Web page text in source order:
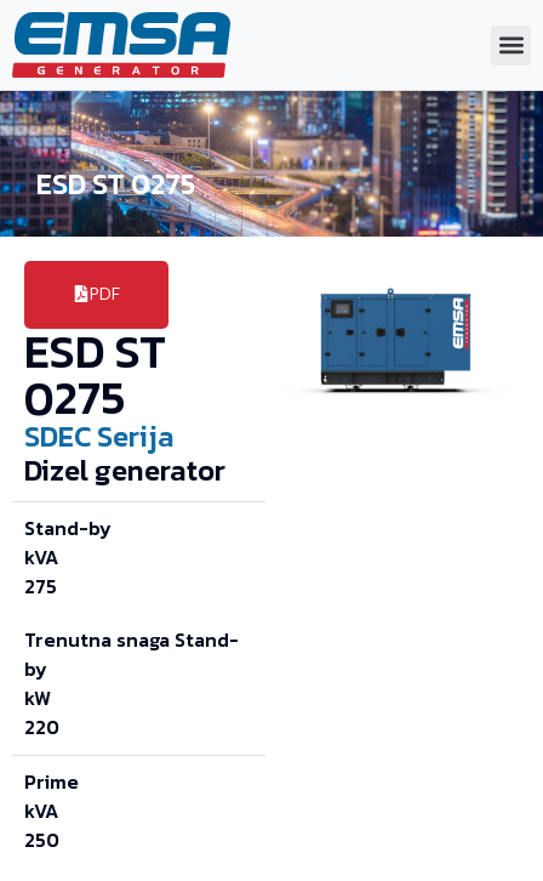
ESD ST 0275
PDF
ESD ST
0275
SDECSerija
Dizel generator
Stand-by
kVA
275
Trenutna snaga Stand-
by
kW
220
Prime
kVA
250